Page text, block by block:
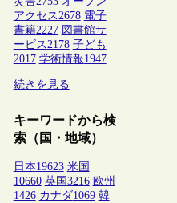
アクセス 2678 電子
書籍2227 図書館サ
ービス 2178 子ども
2017 学術情報1947
続きを見る
キーワードから検
索（国・地域）
日本19623 米国
10660 英国 3216 欧州
1426 カナダ1069 韓